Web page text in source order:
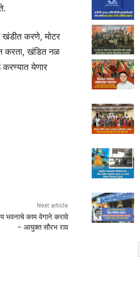
खंडीत करणे, मोटर
करता, खंडित नळ
करण्यात येणार
Next article
भवनाचे काम वेगाने करावे
– आयुक्त सौरभ राव